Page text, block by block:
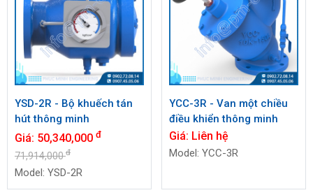
YSD-2R - Bộ khuếch tán
hút thông minh
Giá: 50,340,000 đ
71,914,000đ
Model: YSD-2R
YCC-3R - Van một chiều
điều khiển thông minh
Giá: Liên hệ
Model: YCC-3R